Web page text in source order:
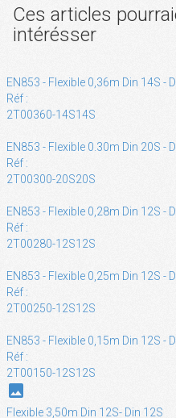
Ces articles
intérésser
EN853 - Flexible 0,36m Din 14S -
Réf :
2T00360-14S14S
EN853 - Flexible 0.30m Din 20S -
Réf :
2T00300-20S20S
EN853 - Flexible 0,28m Din 12S -
Réf :
2T00280-12S12S
EN853 - Flexible 0,25m Din 12S -
Réf :
2T00250-12S12S
EN853 - Flexible 0,15m Din 12S -
Réf :
2T00150-12S12S
photo
Flexible 3,50m Din 12S- Din 12S